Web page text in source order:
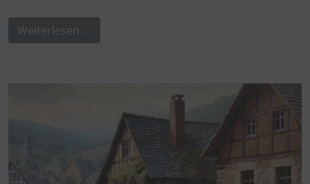
Weiterlesen …